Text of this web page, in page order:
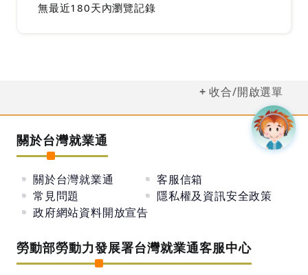
無最近180天內瀏覽記錄
收合/開啟選單
關於台灣就業通
關於台灣就業通
客服信箱
常見問題
隱私權及資訊安全政策
政府網站資料開放宣告
勞動部勞動力發展署台灣就業通客服中心